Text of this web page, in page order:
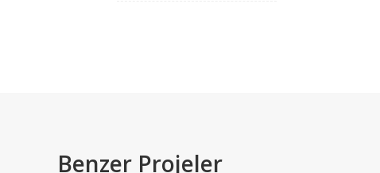
Benzer Projeler